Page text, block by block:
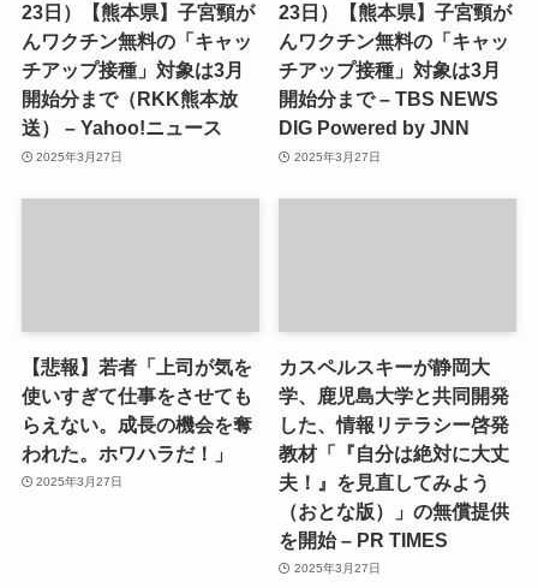
23日）【熊本県】子宮頸が
んワクチン無料の「キャッ
チアップ接種」対象は3月
開始分まで（RKK熊本放
送） – Yahoo!ニュース
2025年3月27日
23日）【熊本県】子宮頸が
んワクチン無料の「キャッ
チアップ接種」対象は3月
開始分まで – TBS NEWS
DIG Powered by JNN
2025年3月27日
【悲報】若者「上司が気を
使いすぎて仕事をさせても
らえない。成長の機会を奪
われた。ホワハラだ！」
2025年3月27日
カスペルスキーが静岡大
学、鹿児島大学と共同開発
した、情報リテラシー啓発
教材「『自分は絶対に大丈
夫！』を見直してみよう
（おとな版）」の無償提供
を開始 – PR TIMES
2025年3月27日